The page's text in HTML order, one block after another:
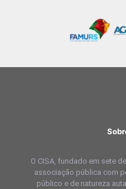
O CISA, fundado em sete
associação pública com
público e de natureza